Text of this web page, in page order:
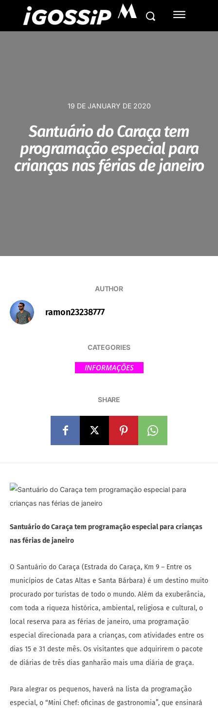
M
19 DE JANUARY DE 2020
Santuário do Caraça tem
programação especial para
crianças nas férias de janeiro
AUTHOR
ramon23238777
CATEGORIES
INFORMAÇÕES
SHARE
Santuário do Caraça tem programação especial para crianças
nas férias de janeiro
O Santuário do Caraça (Estrada do Caraça, Km 9 – Entre os
municípios de Catas Altas e Santa Bárbara) é um destino muito
procurado por turistas de todo o mundo. Além da exuberância,
com toda a riqueza histórica, ambiental, religiosa e cultural, o
local reserva para as férias de janeiro, uma programação
especial direcionada para a crianças, com atividades entre os
dias 15 e 31 deste mês. Os visitantes que adquirirem o pacote
de diárias de três dias ganharão mais uma diária de graça.
Para alegrar os pequenos, haverá na lista da programação
especial, o “Mini Chef: oficinas de gastronomia”, que ensinará